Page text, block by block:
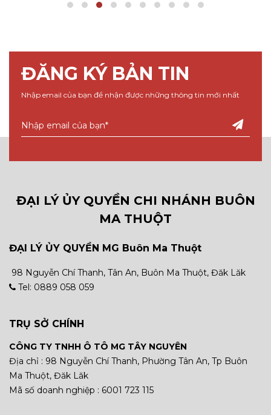
ĐĂNG KÝ BẢN TIN
Nhập email của bạn để nhận được những thông tin mới nhất
ĐẠI LÝ ỦY QUYỀN CHI NHÁNH BUÔN
MA THUỘT
ĐẠI LÝ ỦY QUYỀN MG Buôn Ma Thuột
98 Nguyễn Chí Thanh, Tân An, Buôn Ma Thuột, Đăk Lăk
Tel: 0889 058 059
TRỤ SỞ CHÍNH
CÔNG TY TNHH Ô TÔ MG TÂY NGUYÊN
Địa chỉ : 98 Nguyễn Chí Thanh, Phường Tân An, Tp Buôn
Ma Thuột, Đăk Lăk
Mã số doanh nghiệp : 6001 723 115